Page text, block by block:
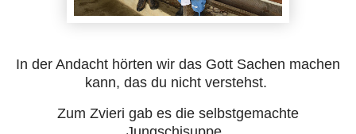
In der Andacht hörten wir das Gott Sachen machen
kann, das du nicht verstehst.
Zum Zvieri gab es die selbstgemachte